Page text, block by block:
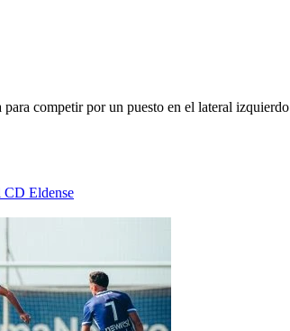
competir por un puesto en el lateral izquierdo
CD Eldense